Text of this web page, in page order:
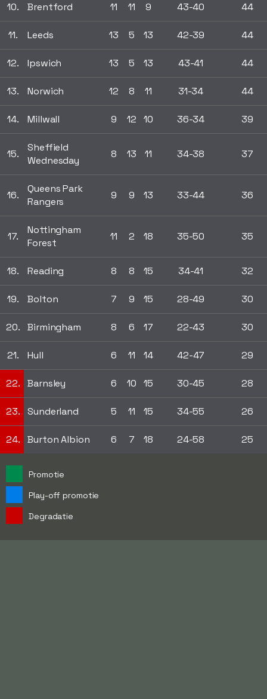
10. Brentford 11 11 9 43-40 44
11. Leeds 13 5 13 42-39 44
12. Ipswich 13 5 13 43-41 44
13. Norwich 12 8 11 31-34 44
14. Millwall 9 12 10 36-34 39
15.
Sheffield
Wednesday
8 13 11 34-38 37
16.
Queens Park
Rangers
9 9 13 33-44 36
17.
Nottingham
Forest
11 2 18 35-50 35
18. Reading 8 8 15 34-41 32
19. Bolton 7 9 15 28-49 30
20. Birmingham 8 6 17 22-43 30
21. Hull 6 11 14 42-47 29
22. Barnsley 6 10 15 30-45 28
23. Sunderland 5 11 15 34-55 26
24. Burton Albion 6 7 18 24-58 25
Promotie
Play-off promotie
Degradatie